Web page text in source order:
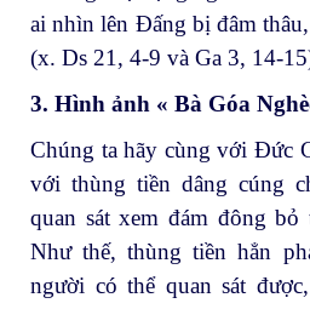
ai nhìn lên Đấng bị đâm
(x. Ds 21, 4-9 và Ga 3, 14-
3. Hình ảnh « Bà Góa
Chúng ta hãy cùng với Đức
với thùng tiền dâng cúng
quan sát xem đám đông
Như thế, thùng tiền hẳn
người có thể quan sát